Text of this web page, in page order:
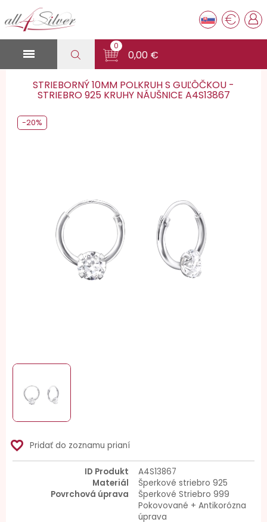
€

0
0,00 €
STRIEBORNÝ 10MM POLKRUH S GUĽÔČKOU -
STRIEBRO 925 KRUHY NÁUŠNICE A4S13867
-20%
favorite_border Pridať do zoznamu prianí
ID Produkt
A4S13867
Materiál
Šperkové striebro 925
Povrchová úprava
Šperkové Striebro 999
Pokovované + Antikorózna
úprava